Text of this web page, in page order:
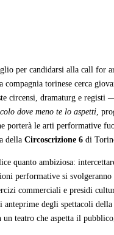
per candidarsi alla call for
compagnia torinese cerca
circensi, dramaturg e registi
dove meno te lo aspetti,
porterà le arti performative
della Circoscrizione 6 di
quanto ambiziosa:
performative si
commerciali e presidi
degli spettacoli della
un teatro che aspetta il